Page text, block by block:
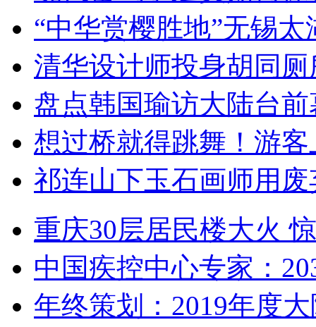
“中华赏樱胜地”无锡
清华设计师投身胡同
盘点韩国瑜访大陆台
想过桥就得跳舞！游客
祁连山下玉石画师用
重庆30层居民楼大火
中国疾控中心专家：
年终策划：2019年度